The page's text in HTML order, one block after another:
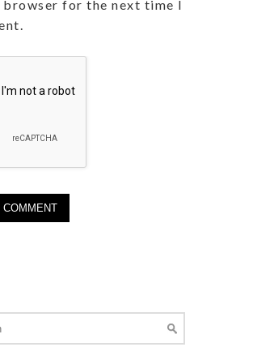
browser for the next time I